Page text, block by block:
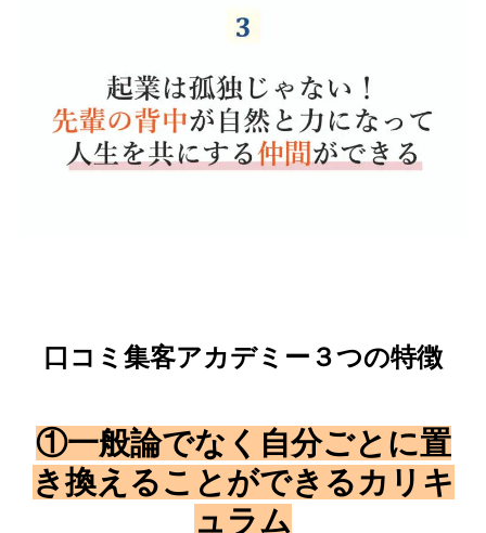
口コミ集客アカデミー３つの特徴
①一般論でなく自分ごとに置
き換えることができるカリキ
ュラム